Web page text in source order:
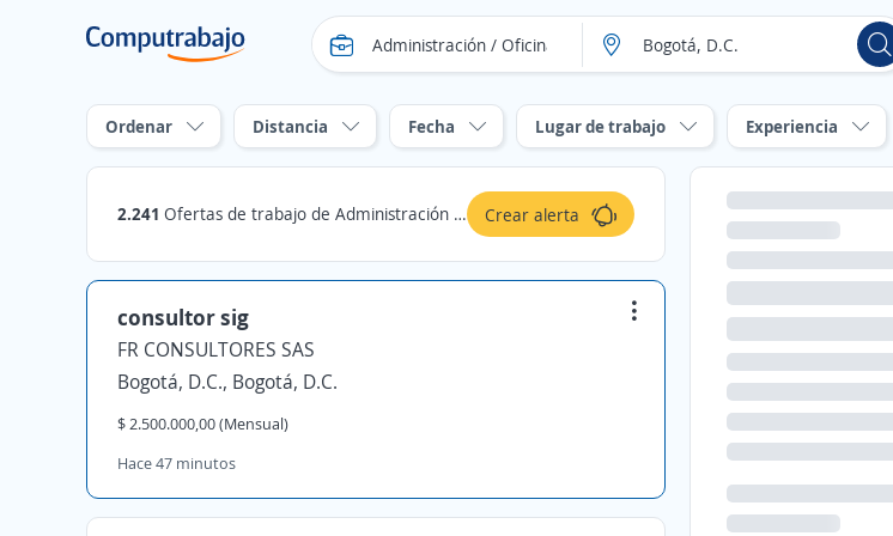
Ordenar Distancia Fecha Lugar de trabajo Experiencia
2.241 Ofertas de trabajo de Administración / Oficina en Bogotá, D.C., Bogotá, D.C. Crear alerta
consultor sig
FR CONSULTORES SAS
Bogotá, D.C., Bogotá, D.C.
$ 2.500.000,00 (Mensual)
Hace 47 minutos